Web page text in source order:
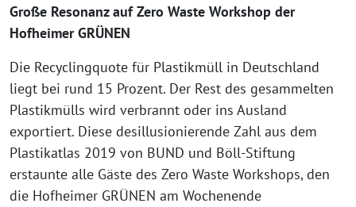
Große Resonanz auf Zero Waste Workshop der
Hofheimer GRÜNEN
Die Recyclingquote für Plastikmüll in Deutschland
liegt bei rund 15 Prozent. Der Rest des gesammelten
Plastikmülls wird verbrannt oder ins Ausland
exportiert. Diese desillusionierende Zahl aus dem
Plastikatlas 2019 von BUND und Böll-Stiftung
erstaunte alle Gäste des Zero Waste Workshops, den
die Hofheimer GRÜNEN am Wochenende